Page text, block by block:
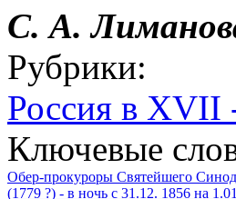
С. А.
Рубрики:
Россия в XVII
Ключевые
Обер-прокуроры Святейшего
(1779 ?) - в ночь c 31.12. 1856 на